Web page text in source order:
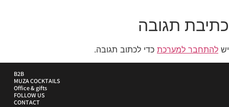
כתיבת תגובה
יש להתחבר למערכת כדי לכתוב תגובה.
B2B
MUZA COCKTAILS
Office & gifts
FOLLOW US
CONTACT